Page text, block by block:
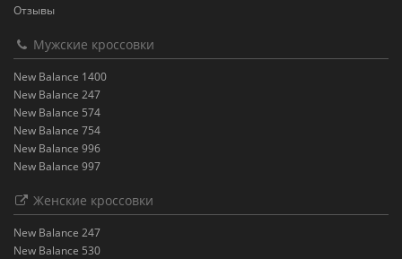
Отзывы
Мужские кроссовки
New Balance 1400
New Balance 247
New Balance 574
New Balance 754
New Balance 996
New Balance 997
Женские кроссовки
New Balance 247
New Balance 530